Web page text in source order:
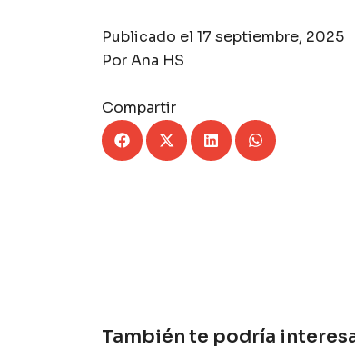
Publicado el 17 septiembre, 2025
PorAna HS
Compartir
También te podría